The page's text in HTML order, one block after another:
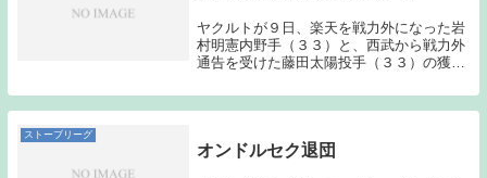
ヤクルトが９日、楽天を戦力外になった岩
村明憲内野手（３３）と、西武から戦力外
通告を受けた藤田太陽投手（３３）の獲得
ン・リーグでのプレーを見る限り、まだま
だ２人はやれる」と説明。この日、藤田の
ストーブリーグ
オンドルセク退団